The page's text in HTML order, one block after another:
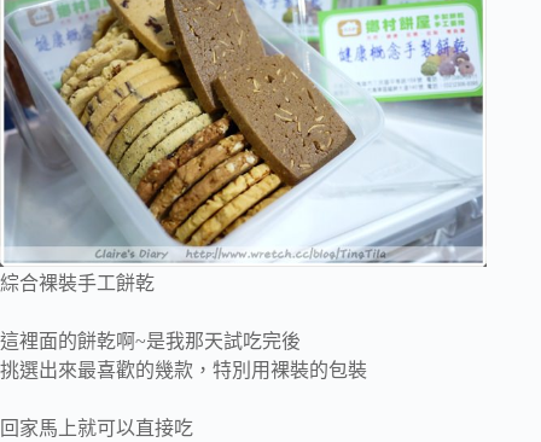
綜合裸裝手工餅乾
這裡面的餅乾啊~是我那天試吃完後
挑選出來最喜歡的幾款，特別用裸裝的包裝
回家馬上就可以直接吃